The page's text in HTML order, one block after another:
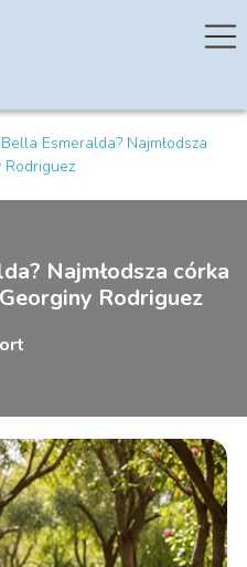
Esmeralda? Najmłodsza
Najmłodsza córka
Rodriguez